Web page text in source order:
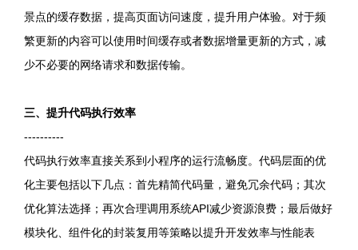
景点的缓存数据，提高页面访问速度，提升用户体验。对于频
繁更新的内容可以使用时间缓存或者数据增量更新的方式，减
少不必要的网络请求和数据传输。
三、提升代码执行效率
----------
代码执行效率直接关系到小程序的运行流畅度。代码层面的优
化主要包括以下几点：首先精简代码量，避免冗余代码；其次
优化算法选择；再次合理调用系统API减少资源浪费；最后做好
模块化、组件化的封装复用等策略以提升开发效率与性能表